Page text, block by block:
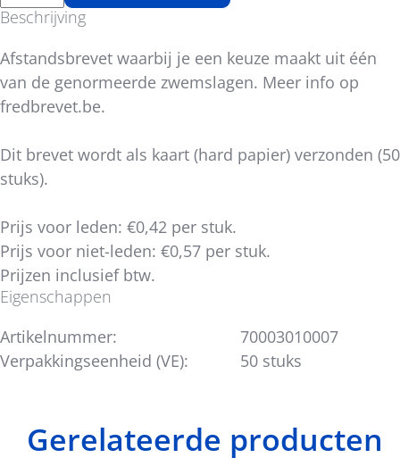
Beschrijving
Afstandsbrevet waarbij je een keuze maakt uit één
van de genormeerde zwemslagen. Meer info op
fredbrevet.be.
Dit brevet wordt als kaart (hard papier) verzonden (50
stuks).
Prijs voor leden: €0,42 per stuk.
Prijs voor niet-leden: €0,57 per stuk.
Prijzen inclusief btw.
Eigenschappen
Artikelnummer:
70003010007
Verpakkingseenheid (VE):
50 stuks
Gerelateerde producten